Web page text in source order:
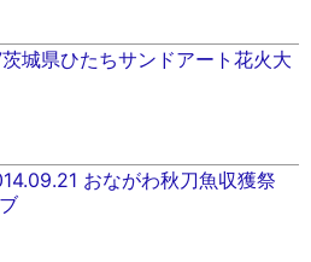
城県ひたちサンドアート花火大
おながわ秋刀魚収獲祭